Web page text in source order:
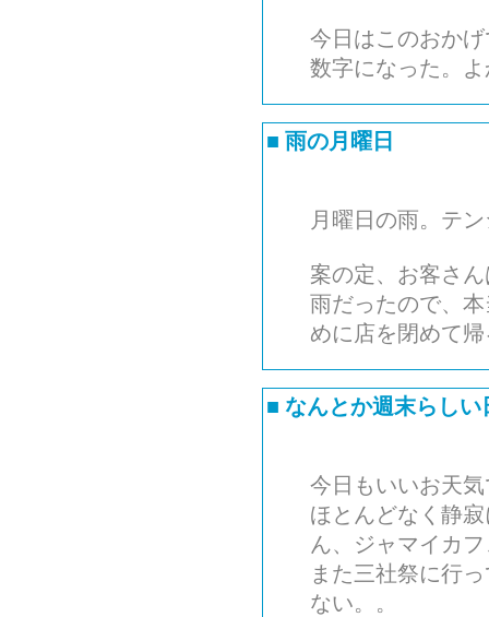
今日はこのおか
数字になった。
■ 雨の月曜日
月曜日の雨。テ
案の定、お客さ
雨だったので、
めに店を閉めて
■ なんとか週末らしい
今日もいいお天
ほとんどなく静
ん、ジャマイカ
また三社祭に行
ない。。